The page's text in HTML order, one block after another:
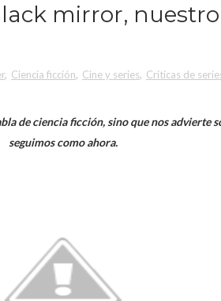
mirror,
, Ciencia ficción, Cine y series, Críticas de
de ciencia ficción, sino que nos advierte
seguimos como ahora.